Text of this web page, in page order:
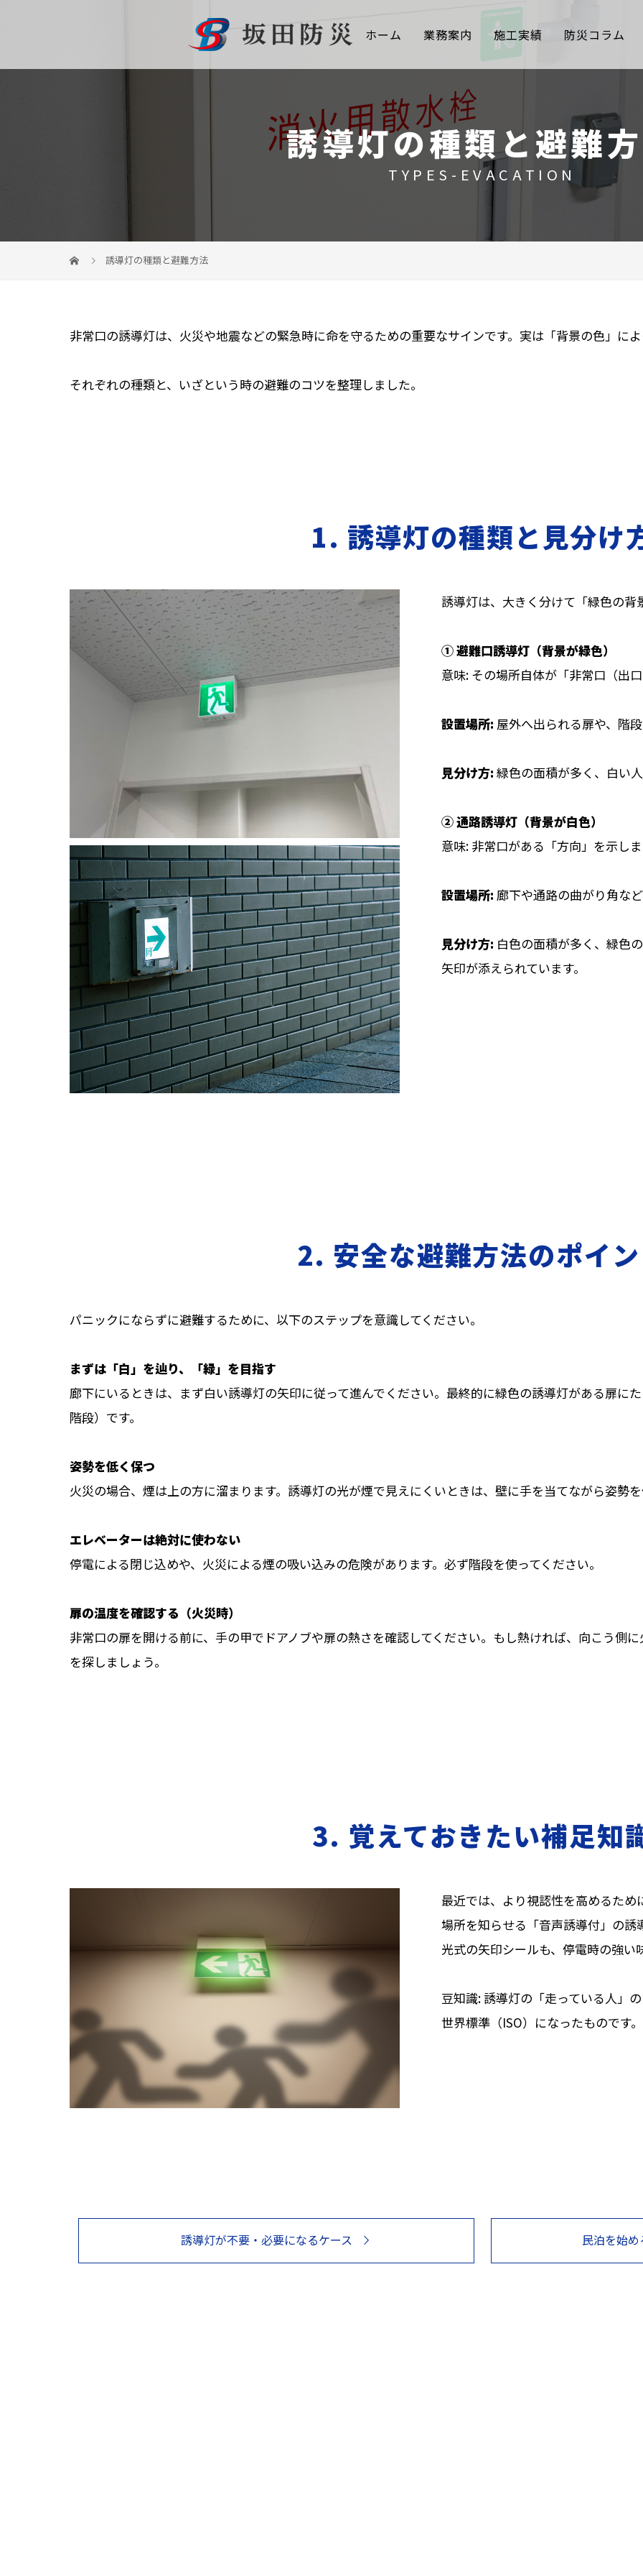
ホーム 業務案内 施工実績 防災コラム
誘導灯の種類と避難
TYPES-EVACATION
誘導灯の種類と避難方法
非常口の誘導灯は、火災や地震などの緊急時に命を守るための重要なサインです。実は「背景の色」に
それぞれの種類と、いざという時の避難のコツを整理しました。
1. 誘導灯の種類と見分け
誘導灯は、大きく分けて「緑色の
① 避難口誘導灯（背景が緑色）
意味: その場所自体が「非常口（出
設置場所: 屋外へ出られる扉や、階
見分け方: 緑色の面積が多く、白い
② 通路誘導灯（背景が白色）
意味: 非常口がある「方向」を示し
設置場所: 廊下や通路の曲がり角な
見分け方: 白色の面積が多く、緑色
矢印が添えられています。
2. 安全な避難方法のポイ
パニックにならずに避難するために、以下のステップを意識してください。
まずは「白」を辿り、「緑」を目指す
廊下にいるときは、まず白い誘導灯の矢印に従って進んでください。最終的に緑色の誘導灯がある扉に
階段）です。
姿勢を低く保つ
火災の場合、煙は上の方に溜まります。誘導灯の光が煙で見えにくいときは、壁に手を当てながら姿勢
エレベーターは絶対に使わない
停電による閉じ込めや、火災による煙の吸い込みの危険があります。必ず階段を使ってください。
扉の温度を確認する（火災時）
非常口の扉を開ける前に、手の甲でドアノブや扉の熱さを確認してください。もし熱ければ、向こう側
を探しましょう。
3. 覚えておきたい補足知
最近では、より視認性を高めるた
場所を知らせる「音声誘導付」の
光式の矢印シールも、停電時の強い
豆知識: 誘導灯の「走っている人」
世界標準（ISO）になったものです。
誘導灯が不要・必要になるケース 民泊を始